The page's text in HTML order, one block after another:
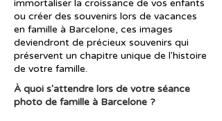
immortaliser la croissance de vos enfants
ou créer des souvenirs lors de vacances
en famille à Barcelone, ces images
deviendront de précieux souvenirs qui
préservent un chapitre unique de l'histoire
de votre famille.
À quoi s'attendre lors de votre séance
photo de famille à Barcelone ?